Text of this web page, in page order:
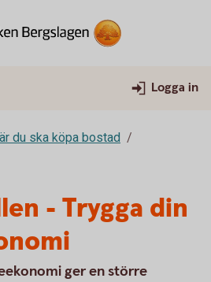
Logga in
du ska köpa bostad
- Trygga din
ger en större